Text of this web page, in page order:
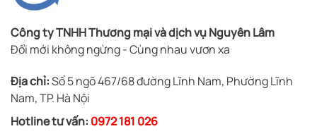
Công ty TNHH Thương mại và dịch vụ Nguyên Lâm
Đổi mới không ngừng - Cùng nhau vươn xa
Địa chỉ:Số 5 ngõ 467/68 đường Lĩnh Nam, Phường Lĩnh
Nam, TP. Hà Nội
Hotline tư vấn: 0972 181 026